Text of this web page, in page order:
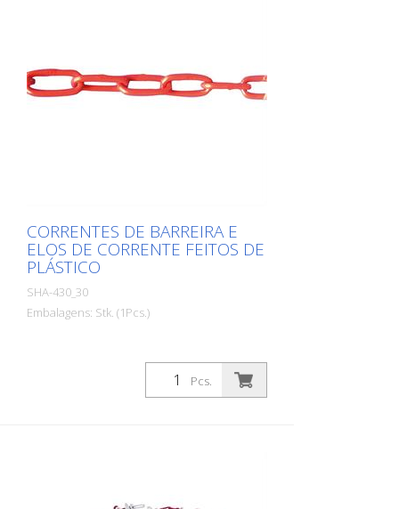
CORRENTES DE BARREIRA E
ELOS DE CORRENTE FEITOS DE
PLÁSTICO
SHA-430_30
Embalagens: Stk. (1Pcs.)
Pcs.